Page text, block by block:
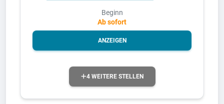
Beginn
Ab sofort
ANZEIGEN
4 WEITERE STELLEN